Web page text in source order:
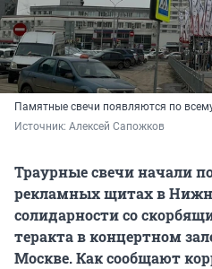
Памятные свечи появляются по
Источник: Алексей Сапожков
Траурные свечи начали
рекламных щитах в
солидарности со
теракта в концертном
Москве. Как сообщают